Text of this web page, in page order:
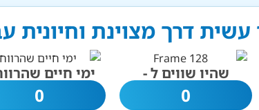
דרך מצוינת וחיונית
שהיו שווים ל -
0
ימי חיים
0